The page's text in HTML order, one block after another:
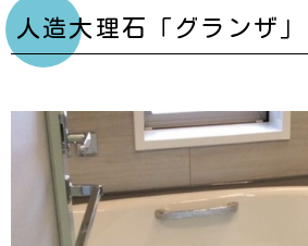
人造大理石「グランザ」